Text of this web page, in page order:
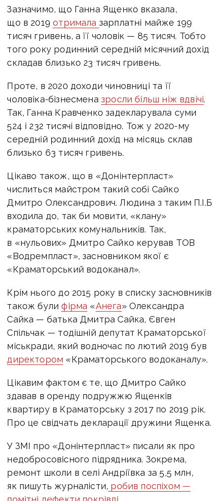
Зазначимо, що Ганна Ященко вказала,
що в 2019отримала зарплатні майже 199
тисяч гривень, а її чоловік — 85 тисяч. Тобто
того року родинний середній місячний дохід
складав близько 23 тисяч гривень.
Проте, в 2020 доходи чиновниці та її
чоловіка-бізнесмена зросли більш ніж вдвічі.
Так, Ганна Кравченко задекларувала суми
524 і 232 тисячі відповідно. Тож у 2020-му
середній родинний дохід на місяць склав
близько 63 тисяч гривень.
Цікаво також, що в «Донінтерпласт»
числиться майстром такий собі Сайко
Дмитро Олександрович. Людина з таким П.І.Б
входила до, так би мовити, «клану»
краматорських комунальників. Так,
в «нульових» Дмитро Сайко керував ТОВ
«Водремпласт», засновником якої є
«Краматорський водоканал».
Крім нього до 2015 року в списку засновників
також булифірма «Анега» Олександра
Сайка — батька Дмитра Сайка, Євген
Спільчак — тодішній депутат Краматорської
міськради, який водночас по лютий 2019 був
директором «Краматорського водоканалу».
Цікавим фактом є те, що Дмитро Сайко
здавав в оренду подружжю Ященків
квартиру в Краматорську з 2017 по 2019 рік.
Про це свідчать декларації дружини Ященка.
У ЗМІ про «Донінтерпласт» писали як про
недобросовісного підрядника. Зокрема,
ремонт школи в селі Андріївка за 5,5 млн,
як пишуть журналісти, робив поспіхом —